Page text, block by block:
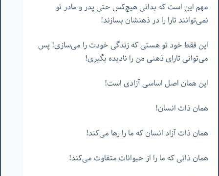
مهم این است که بدانی هیچ‌کس حتی پدر و مادر تو
نمی‌توانند تارا را در ذهنشان بسازند!
این فقط خود تو هستی که زندگی خودت را می‌سازی! پس
می‌توانی تارای ذهنی من را نادیده بگیری!
این همان اصل اساسی آزادی است!
همان ذات انسان!
همان ذات آزاد انسان که ما را رها می‌کند!
همان ذاتی که ما را از حیوانات متفاوت می‌کند!